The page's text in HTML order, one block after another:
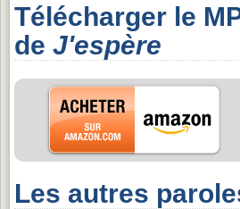
Télécharger le
de J'espère
Les autres